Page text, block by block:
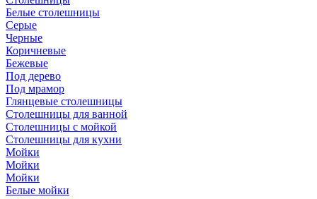
Белые столешницы
Серые
Черные
Коричневые
Бежевые
Под дерево
Под мрамор
Глянцевые столешницы
Столешницы для ванной
Столешницы с мойкой
Столешницы для кухни
Мойки
Мойки
Мойки
Белые мойки